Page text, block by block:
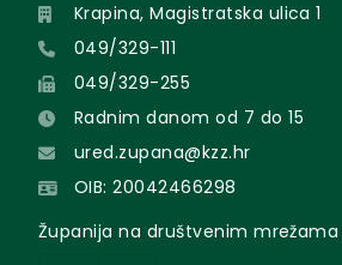
Krapina, Magistratska ulica 1
049/329-111
049/329-255
Radnim danom od 7 do 15
ured.zupana@kzz.hr
OIB: 20042466298
Županija na društvenim mrežama